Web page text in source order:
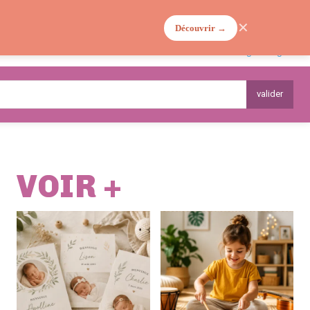
PLANTES
valider
VOIR +
Découvrir → ✕